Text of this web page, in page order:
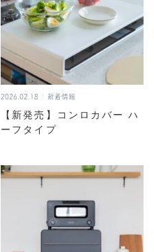
2026.02.18 新着情報
【新発売】コンロカバー ハ
ーフタイプ